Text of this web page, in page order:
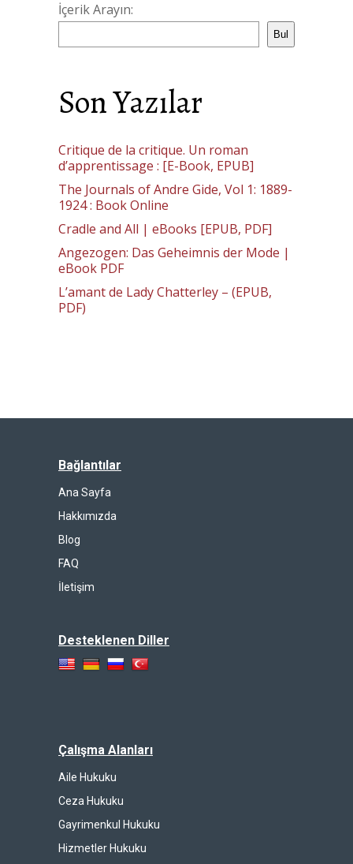
İçerik Arayın:
Bul
Son Yazılar
Critique de la critique. Un roman
d’apprentissage : [E-Book, EPUB]
The Journals of Andre Gide, Vol 1: 1889-
1924 : Book Online
Cradle and All | eBooks [EPUB, PDF]
Angezogen: Das Geheimnis der Mode |
eBook PDF
L’amant de Lady Chatterley – (EPUB,
PDF)
Bağlantılar
Ana Sayfa
Hakkımızda
Blog
FAQ
İletişim
Desteklenen Diller
Çalışma Alanları
Aile Hukuku
Ceza Hukuku
Gayrimenkul Hukuku
Hizmetler Hukuku